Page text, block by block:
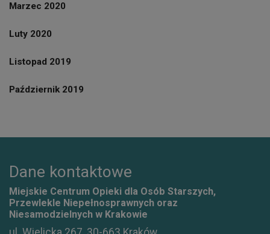
Marzec 2020
Luty 2020
Listopad 2019
Październik 2019
Dane kontaktowe
Miejskie Centrum Opieki dla Osób Starszych,
Przewlekle Niepełnosprawnych oraz
Niesamodzielnych w Krakowie